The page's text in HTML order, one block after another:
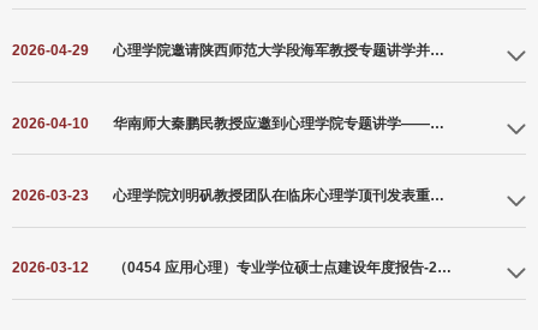
2026-04-29 心理学院邀请陕西师范大学段海军教授专题讲学并指导国家社科基金项目申报
2026-04-10
2026-03-23 心理学院刘明矾教授团队在临床心理学顶刊发表重要成果
2026-03-12 （0454 应用心理）专业学位硕士点建设年度报告-2025 年